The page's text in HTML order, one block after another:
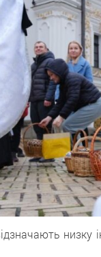
низку